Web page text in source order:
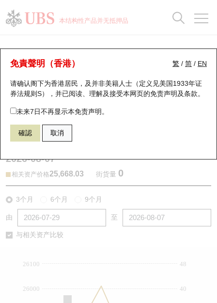
本结构性产品并无抵押品
繁 / 简 / EN
免責聲明（香港）
请确认阁下为香港居民，及并非美籍人士（定义见美国1933年证
券法规则S），并已阅读、理解及接受本网页的免责声明及条款。
未来7日不再显示本免责声明。
確認 取消
牛熊证分析仪
表现 街货统计 比较
67438 瑞银牛证 HSI 恒生指数
2026-08-07
相关资产价格25,668.03 街货量 0
3个月 6个月 9个月
由 至
与相关资产比较
40
48
26000
26100
瑞银认股证一览
新发行瑞银认股证
即将到期认股证
认股证到期结算价查找
认股证分析仪
认股证/牛熊证日志
街货统计
比较
牛熊全景快搜
牛熊证搜寻
牛熊证街货分布图
正股牛熊证列表
新发行瑞银牛熊证
牛熊证到期结算价查找
街货统计
比较
十大升幅/跌幅
十大认股证成交分布
十天股证占大市成交
资金流
街货统计
正股分析仪
二十大活跃股份
恒指成份股
国指成份股
科指成份股
中资ETFs溢价比较
持股比重
显示所有持股比重
每月轮证大市专题
轮证专栏
讲座及教育短片
认股证投资者教育
牛熊证投资者教育